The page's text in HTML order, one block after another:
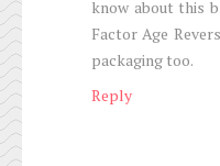
know about this
Factor Age
packaging too.
Reply